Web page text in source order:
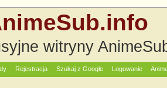
witryny
Rejestracja Szukaj z Google Logowanie